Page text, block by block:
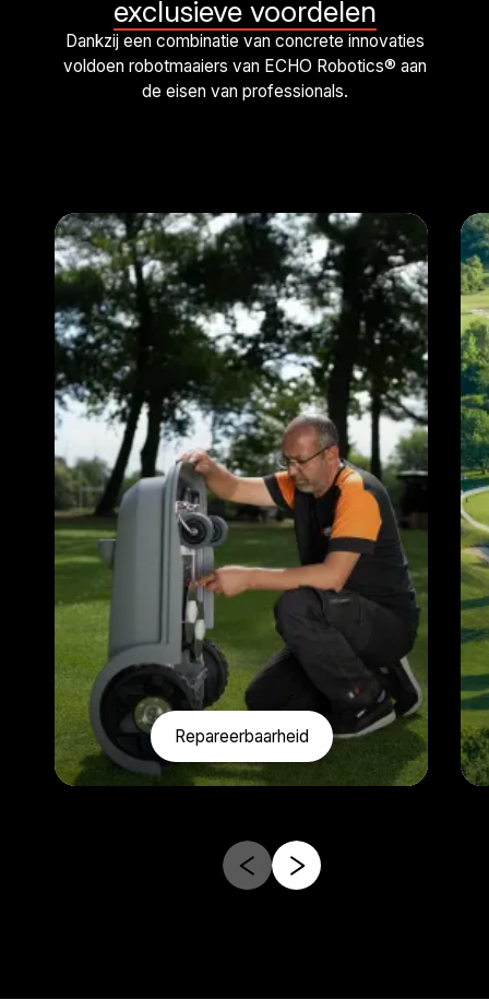
exclusieve voordelen
Dankzij een combinatie van concrete innovaties
voldoen robotmaaiers van ECHO Robotics® aan
de eisen van professionals.
Repareerbaarheid